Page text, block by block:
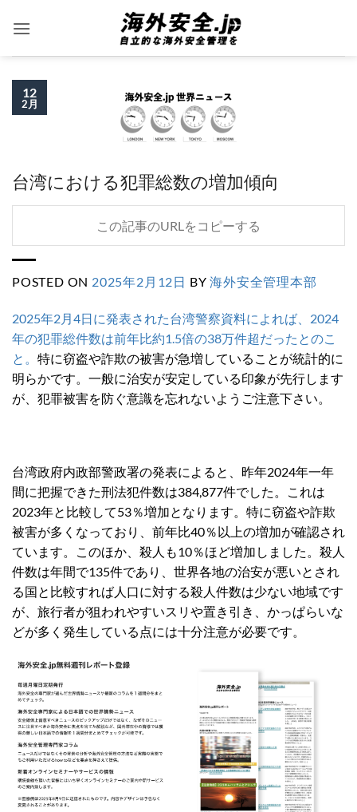
12
2月
台湾における犯罪総数の増加傾向
この記事のURLをコピーする
POSTED ON 2025年2月12日 BY海外安全管理本部
2025年2月4日に発表された台湾警察資料によれば、2024
年の犯罪総件数は前年比約1.5倍の38万件超だったとのこ
と。 特に窃盗や詐欺の被害が急増していることが統計的に
明らかです。一般に治安が安定している印象が先行します
が、犯罪被害を防ぐ意識を忘れないようご注意下さい。
台湾政府内政部警政署の発表によると、昨年2024年一年
間に把握できた刑法犯件数は384,877件でした。これは
2023年と比較して53％増加となります。特に窃盗や詐欺
被害が多くなっており、前年比40％以上の増加が確認され
ています。このほか、殺人も10％ほど増加しました。殺人
件数は年間で135件であり、世界各地の治安が悪いとされ
る国と比較すれば人口に対する殺人件数は少ない地域です
が、旅行者が狙われやすいスリや置き引き、かっぱらいな
どが多く発生している点には十分注意が必要です。